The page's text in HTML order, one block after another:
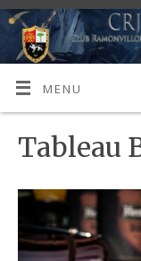
MENU
Tableau